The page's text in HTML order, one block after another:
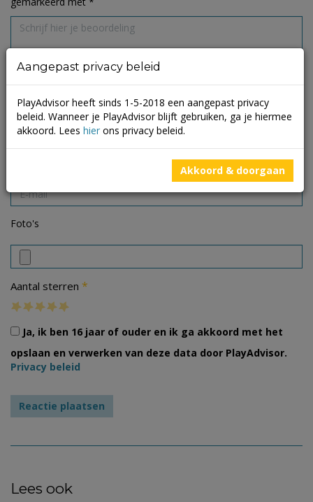
Foto's
Aantal sterren *
Ja, ik ben 16 jaar of ouder en ik ga akkoord met het
opslaan en verwerken van deze data door PlayAdvisor.
Privacy beleid
Lees ook
Aangepast privacy beleid
PlayAdvisor heeft sinds 1-5-2018 een aangepast privacy
beleid. Wanneer je PlayAdvisor blijft gebruiken, ga je hiermee
akkoord. Lees hier ons privacy beleid.
Akkoord & doorgaan